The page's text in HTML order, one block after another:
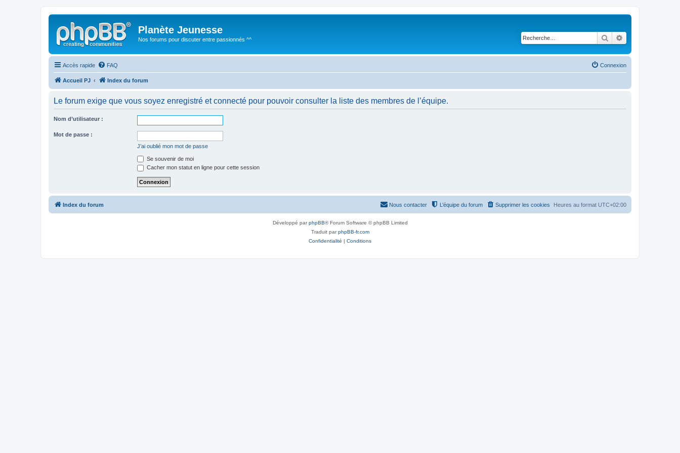
Planète Jeunesse
Nos forums pour discuter entre passionnés ^^ Rechercher
Accès rapide FAQ Connexion
Accueil PJ Index du forum
Le forum exige que vous soyez enregistré et connecté pour pouvoir consulter la liste des membres de l’équipe.
Nom d’utilisateur :
Mot de passe :
J’ai oublié mon mot de passe
Se souvenir de moi
Cacher mon statut en ligne pour cette session
Index du forum Heures au format UTC+02:00
Supprimer les cookies
L’équipe du forum
Nous contacter
Développé parphpBB® Forum Software © phpBB Limited
Traduit parphpBB-fr.com
Confidentialité | Conditions